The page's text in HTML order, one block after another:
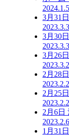
2024.1.5
3月31日
3月30日
3月26日
2月28
2月25日
2月6日
2023.2.6
1月31